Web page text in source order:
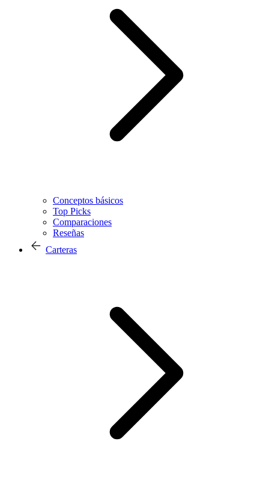
Conceptos básicos
Top Picks
Comparaciones
Reseñas
Carteras